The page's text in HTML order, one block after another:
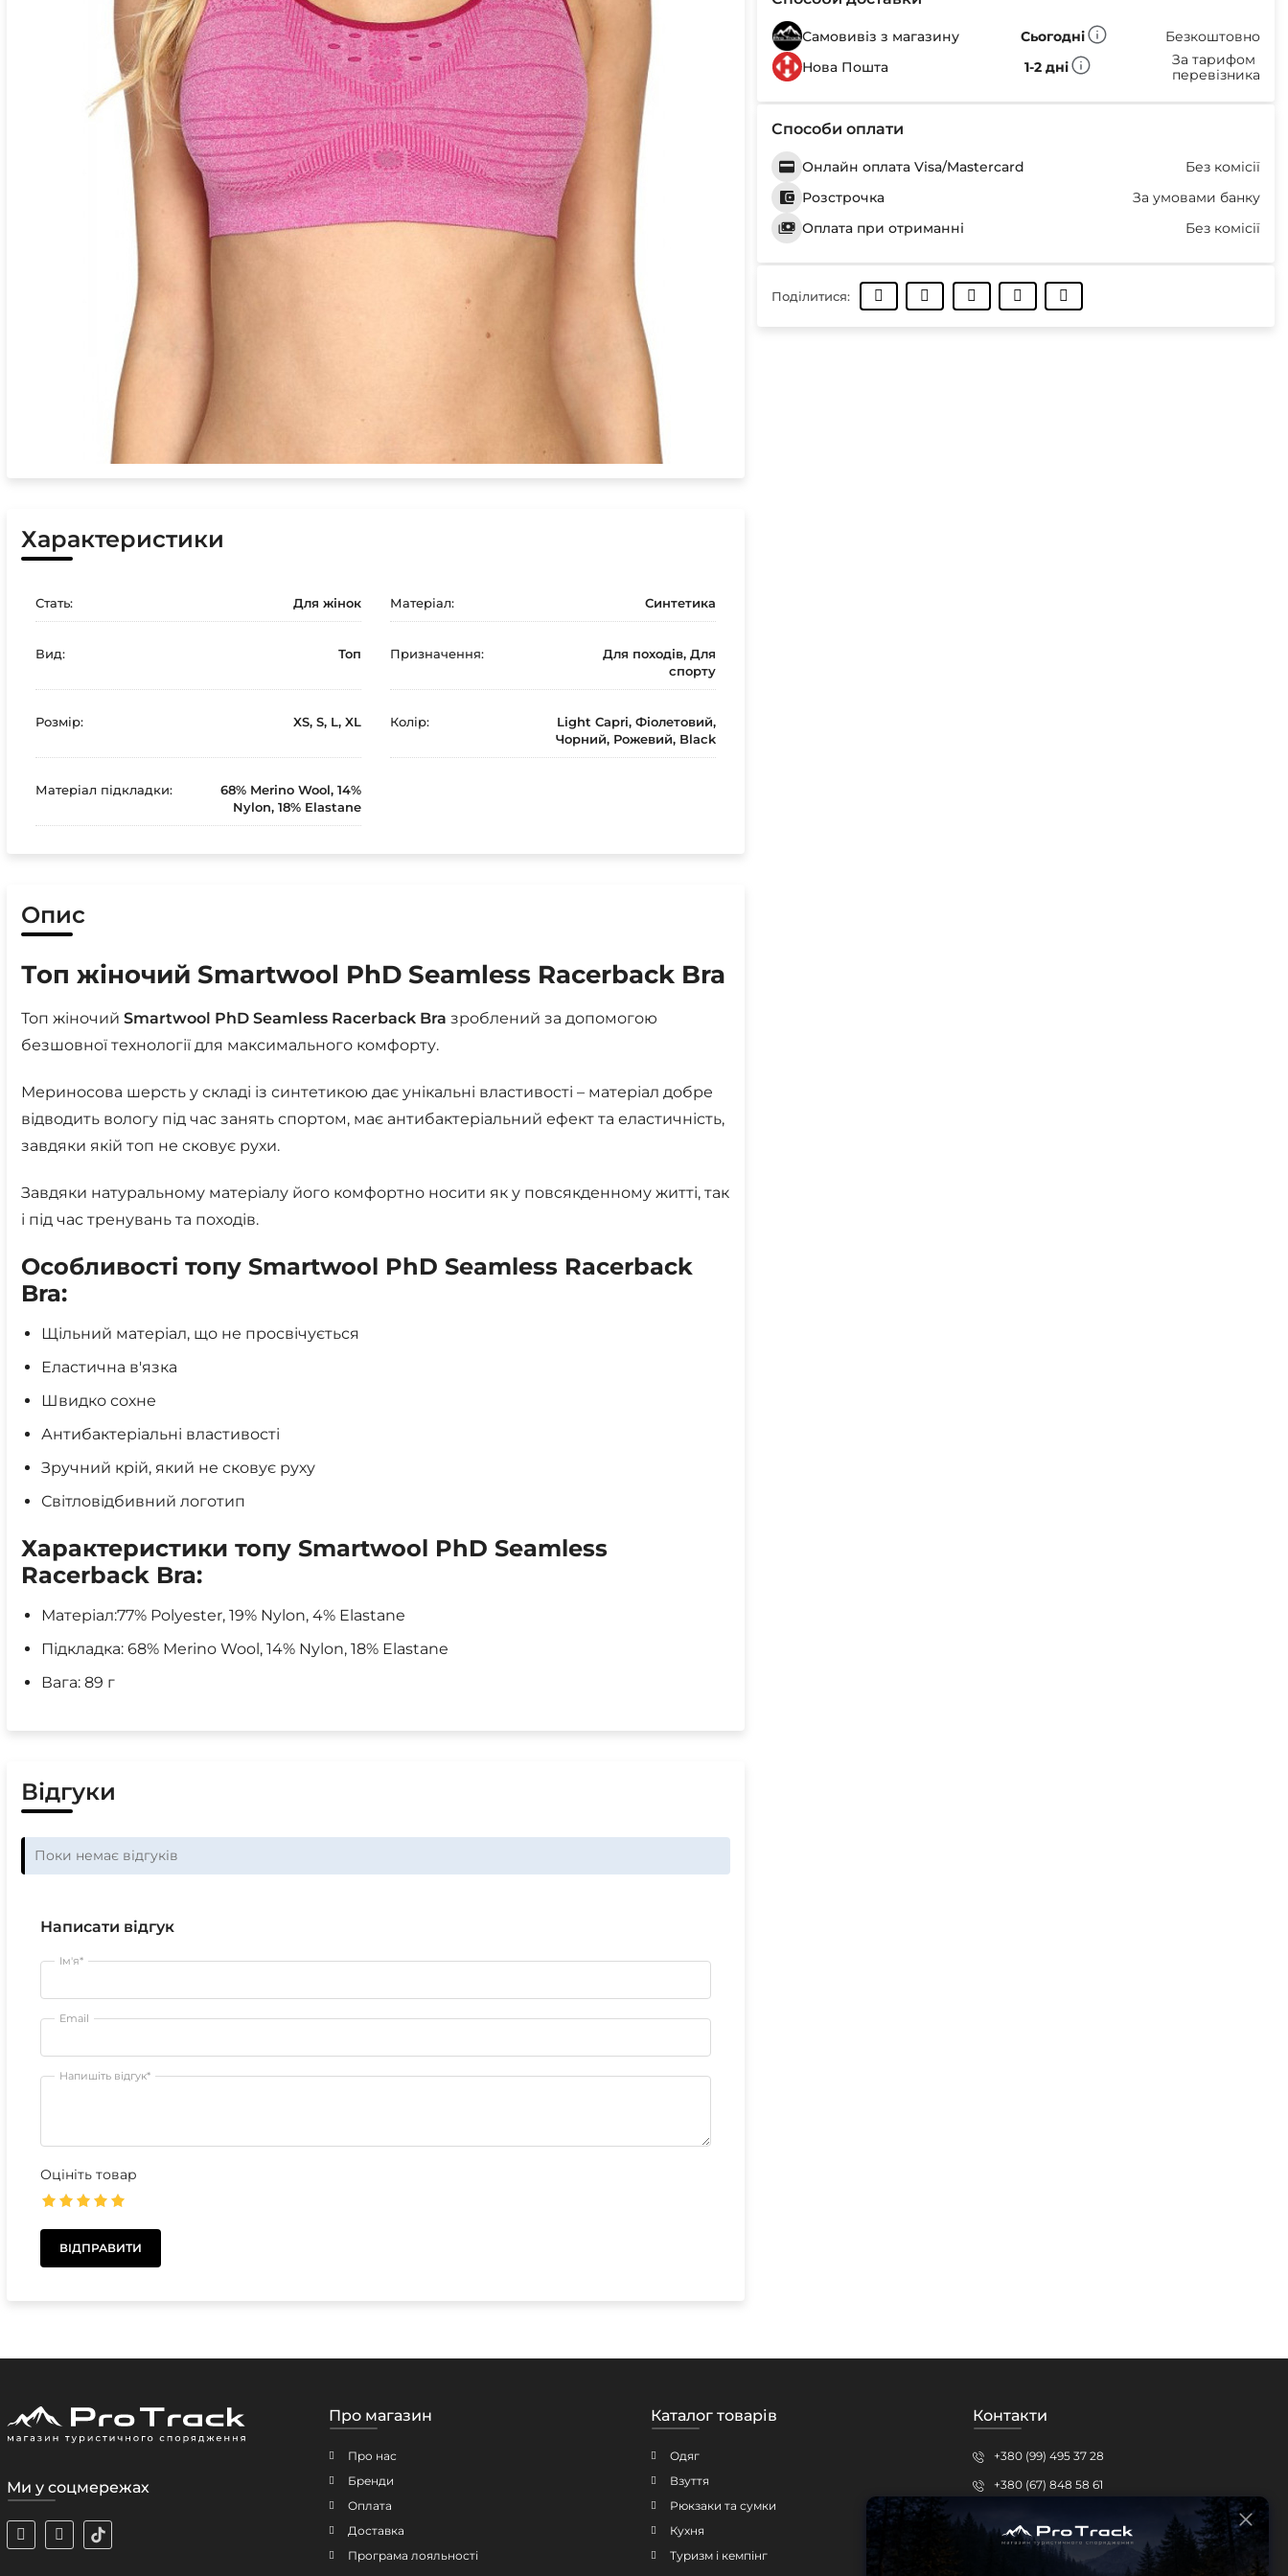
Самовивіз з магазину Сьогодні
Безкоштовно
Нова Пошта
1-2 дні
За тарифом
перевізника
Способи оплати
Онлайн оплата Visa/Mastercard
Без комісії
Розстрочка
За умовами банку
Оплата при отриманні
Без комісії
Поділитися:
Характеристики
Стать: Для жінок Матеріал: Синтетика
Вид: Топ Призначення:
Для походів, Для
спорту
Розмір: XS, S, L, XL Колір:
Light Capri, Фіолетовий,
Чорний, Рожевий, Black
Матеріал підкладки:
68% Merino Wool, 14%
Nylon, 18% Elastane
Опис
Топ жіночий Smartwool PhD Seamless Racerback Bra
Топ жіночий Smartwool PhD Seamless Racerback Bra зроблений за допомогою
безшовної технології для максимального комфорту.
Мериносова шерсть у складі із синтетикою дає унікальні властивості – матеріал добре
відводить вологу під час занять спортом, має антибактеріальний ефект та еластичність,
завдяки якій топ не сковує рухи.
Завдяки натуральному матеріалу його комфортно носити як у повсякденному житті, так
і під час тренувань та походів.
Особливості топу Smartwool PhD Seamless Racerback
Bra:
Щільний матеріал, що не просвічується
Еластична в'язка
Швидко сохне
Антибактеріальні властивості
Зручний крій, який не сковує руху
Світловідбивний логотип
Характеристики топу Smartwool PhD Seamless
Racerback Bra:
Матеріал:77% Polyester, 19% Nylon, 4% Elastane
Підкладка: 68% Merino Wool, 14% Nylon, 18% Elastane
Вага: 89 г
Відгуки
Поки немає відгуків
Написати відгук
Ім'я*
Email
Напишіть відгук*
Оцініть товар
Ми у соцмережах
Про магазин
Про нас
Бренди
Оплата
Доставка
Програма лояльності
Каталог товарів
Одяг
Взуття
Рюкзаки та сумки
Кухня
Туризм і кемпінг
Контакти
+380 (99) 495 37 28
+380 (67) 848 58 61
Кропивницький, вул.Шевченка, 15б